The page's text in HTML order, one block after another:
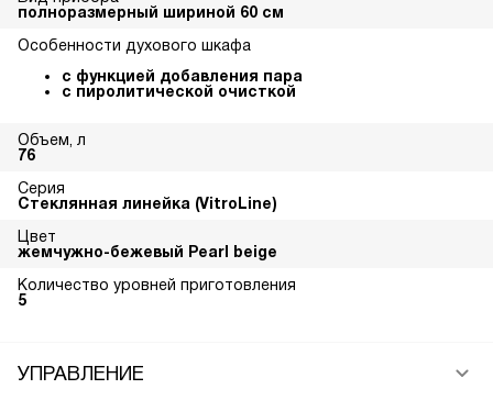
полноразмерный шириной 60 см
Особенности духового шкафа
с функцией добавления пара
с пиролитической очисткой
Объем, л
76
Серия
Стеклянная линейка (VitroLine)
Цвет
жемчужно-бежевый Pearl beige
Количество уровней приготовления
5
УПРАВЛЕНИЕ